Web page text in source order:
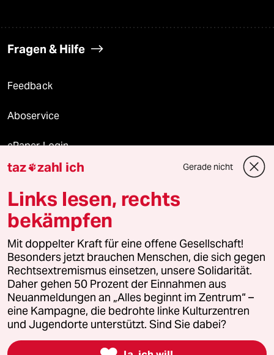
Fragen & Hilfe
Feedback
Aboservice
ePaper Login
Downloads für Abonnierende
© 2026 taz Verlags und Vertriebs GmbH
Alle Rechte vorbehalten. Bei rechtlichen Fragen oder für Genehmigungen
wenden Sie sich bitte an
lizenzen@taz.de
Feedback Redaktionsstatut Kommune-Richtlinien
Leitlinie Informant Datenschutz Impressum AGB
Seitenwende Einwilligungen widerrufen (Ads)
taz zahl ich Gerade nicht
Links lesen, rechts
bekämpfen
Mit doppelter Kraft für eine offene Gesellschaft!
Besonders jetzt brauchen Menschen, die sich gegen
Rechtsextremismus einsetzen, unsere Solidarität.
Daher gehen 50 Prozent der Einnahmen aus
Neuanmeldungen an „Alles beginnt im Zentrum“ –
eine Kampagne, die bedrohte linke Kulturzentren
und Jugendorte unterstützt. Sind Sie dabei?